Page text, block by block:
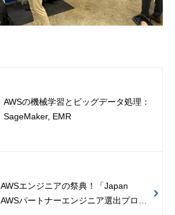
AWSの機械学習とビッグデータ処理：
SageMaker, EMR
AWSエンジニアの祭典！「Japan
AWSパートナーエンジニア選出プログ